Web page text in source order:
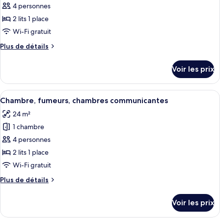
non-
fumeurs
pour
ce
type
chambre :
fumeurs,
chambres
communicantes
4 personnes
2 lits 1 place
Wi-Fi gratuit
Plus de détails
Plus
le
type
de
Chambre,
non-
fumeurs,
chambres
communicantes
Voir les prix
Afficher
toutes
les
photos
pour
ce
type
chambre :
Une chambre d’hôtel avec deux
9
Chambre, fumeurs, chambres communicantes
24 m²
1 chambre
4 personnes
2 lits 1 place
Wi-Fi gratuit
Plus de détails
Plus
le
Voir les prix